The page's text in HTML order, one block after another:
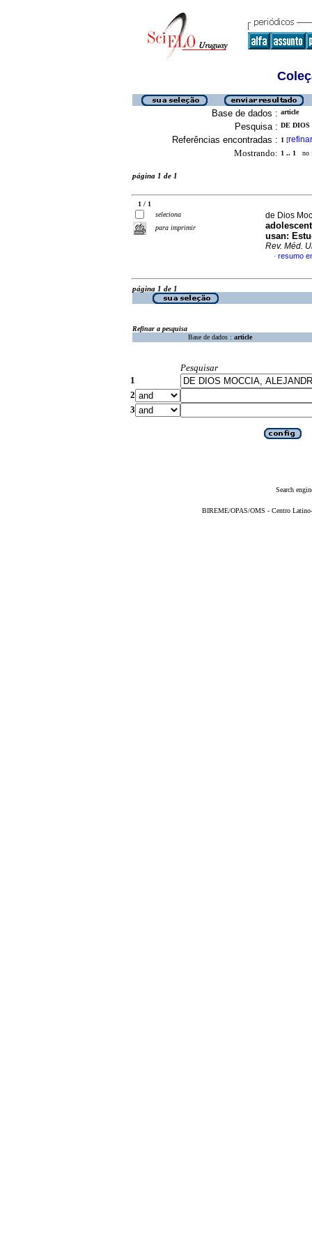
Base de dados : article
Pesquisa : DE DIOS
Referências encontradas : 1 [refinar
Mostrando: 1 .. 1 no
página 1 de 1
1 / 1
seleciona
para imprimir
de Dios
usan:
Rev. Méd.
· resumo
página 1 de 1
Refinar a pesquisa
Base de dados : article
Pesquisar
1
2
3
Search
BIREME/OPAS/OMS - Centro Latino-